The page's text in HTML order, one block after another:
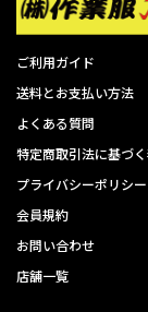
ご利用ガイド
送料とお支払い方法
よくある質問
特定商取引法に基づ
プライバシーポリシー
会員規約
お問い合わせ
店舗一覧